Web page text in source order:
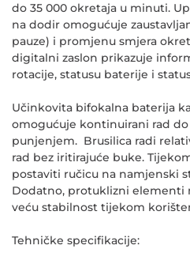
do 35 000 okretaja u minuti.
na dodir omogućuje
pauze) i promjenu smjera
digitalni zaslon prikazuje
rotacije, statusu baterije i
Učinkovita bifokalna baterija
omogućuje kontinuirani rad do
punjenjem. Brusilica radi
rad bez iritirajuće buke.
postaviti ručicu na namjenski
Dodatno, protuklizni elementi
veću stabilnost tijekom
Tehničke specifikacije: